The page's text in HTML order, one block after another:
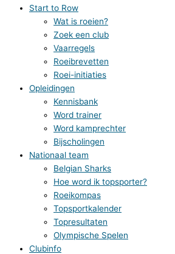
Start to Row
Wat is roeien?
Zoek een club
Vaarregels
Roeibrevetten
Roei-initiaties
Opleidingen
Kennisbank
Word trainer
Word kamprechter
Bijscholingen
Nationaal team
Belgian Sharks
Hoe word ik topsporter?
Roeikompas
Topsportkalender
Topresultaten
Olympische Spelen
Clubinfo